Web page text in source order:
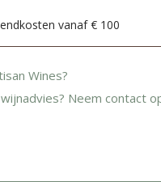
vanaf € 100
Wines?
Neem contact